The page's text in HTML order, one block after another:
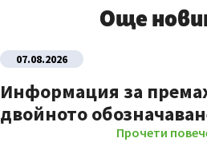
Още
07.08.2026
Информация за
двойното
Прочети